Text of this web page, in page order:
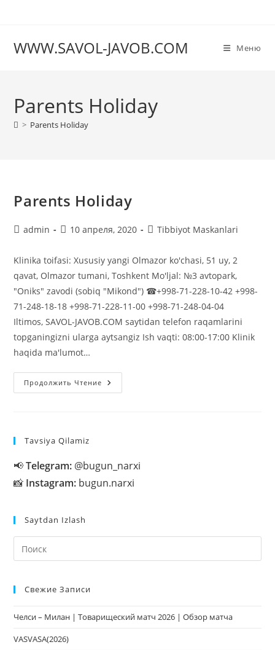
WWW.SAVOL-JAVOB.COM Меню
Parents Holiday
> Parents Holiday
Parents Holiday
Автор
admin
Запись
10 апреля, 2020
Рубрика
Tibbiyot Maskanlari
Klinika toifasi: Xususiy yangi Olmazor ko'chasi, 51 uy, 2
qavat, Olmazor tumani, Toshkent Mo'ljal: №3 avtopark,
"Оniks" zavodi (sobiq "Mikond") ☎+998-71-228-10-42 +998-
71-248-18-18 +998-71-228-11-00 +998-71-248-04-04
Iltimos, SAVOL-JAVOB.COM saytidan telefon raqamlarini
topganingizni ularga aytsangiz Ish vaqti: 08:00-17:00 Klinik
haqida ma'lumot…
Продолжить Чтение Parents
Holiday
Tavsiya Qilamiz
📢Telegram: @bugun_narxi
📸 Instagram: bugun.narxi
Saytdan Izlash
Свежие Записи
Челси – Милан | Товарищеский матч 2026 | Обзор матча
VASVASA(2026)